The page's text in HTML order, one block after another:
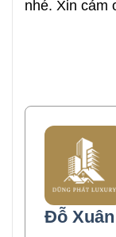
nhé. Xin cảm
Đỗ